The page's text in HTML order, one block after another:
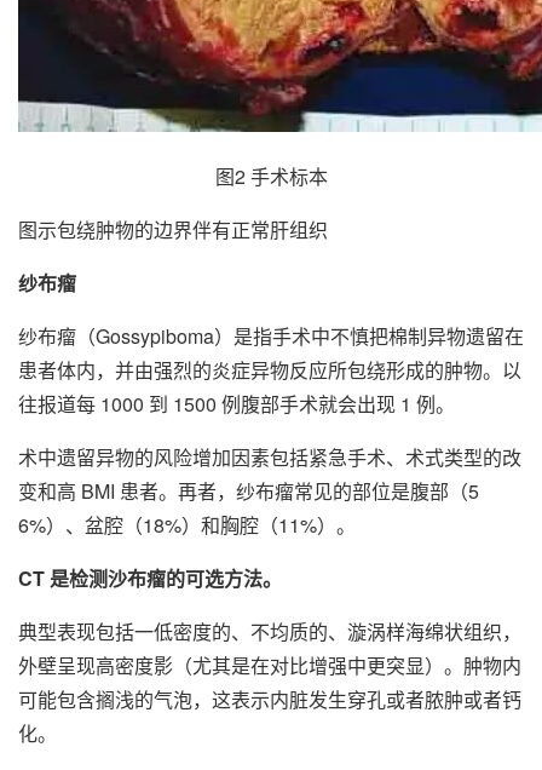
图2 手术标本
图示包绕肿物的边界伴有正常肝组织
纱布瘤
纱布瘤（Gossypiboma）是指手术中不慎把棉制异物遗留在
患者体内，并由强烈的炎症异物反应所包绕形成的肿物。以
往报道每 1000 到 1500 例腹部手术就会出现 1 例。
术中遗留异物的风险增加因素包括紧急手术、术式类型的改
变和高 BMI 患者。再者，纱布瘤常见的部位是腹部（5
6%）、盆腔（18%）和胸腔（11%）。
CT 是检测沙布瘤的可选方法。
典型表现包括一低密度的、不均质的、漩涡样海绵状组织，
外壁呈现高密度影（尤其是在对比增强中更突显）。肿物内
可能包含搁浅的气泡，这表示内脏发生穿孔或者脓肿或者钙
化。